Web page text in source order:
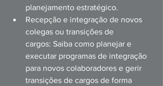
planejamento estratégico.
Recepção e integração de novos
colegas ou transições de
cargos: Saiba como planejar e
executar programas de integração
para novos colaboradores e gerir
transições de cargos de forma